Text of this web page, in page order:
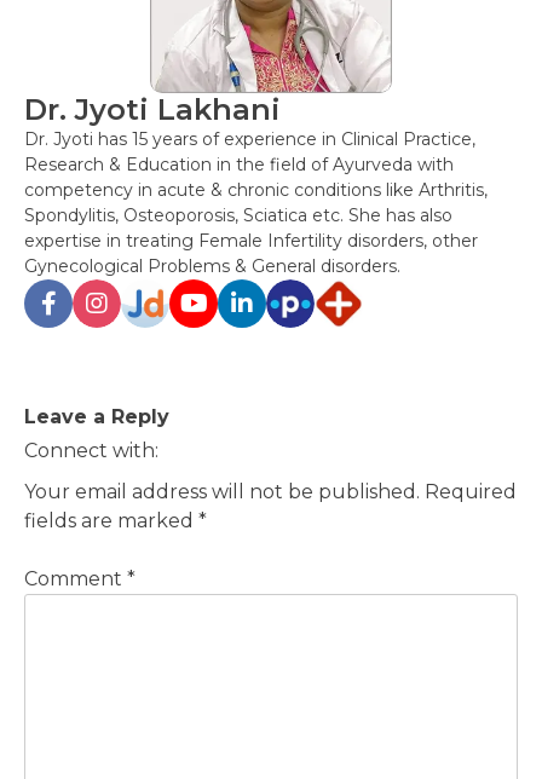
Dr. Jyoti Lakhani
Dr. Jyoti has 15 years of experience in Clinical Practice,
Research & Education in the field of Ayurveda with
competency in acute & chronic conditions like Arthritis,
Spondylitis, Osteoporosis, Sciatica etc. She has also
expertise in treating Female Infertility disorders, other
Gynecological Problems & General disorders.
navigation
Leave a Reply
Connect with:
Your email address will not be published. Required
fields are marked *
Comment *